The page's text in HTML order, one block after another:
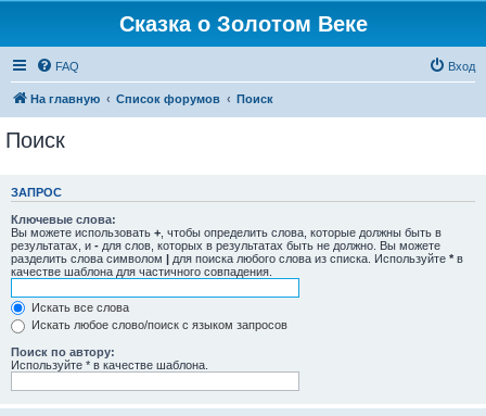
Сказка о Золотом Веке
FAQ Вход
На главную Список форумов Поиск
Поиск
ЗАПРОС
Ключевые слова:
Вы можете использовать + , чтобы определить слова, которые должны быть в
результатах, и - для слов, которых в результатах быть не должно. Вы можете
разделить слова символом | для поиска любого слова из списка. Используйте * в
качестве шаблона для частичного совпадения.
Искать все слова
Искать любое слово/поиск с языком запросов
Поиск по автору:
Используйте * в качестве шаблона.